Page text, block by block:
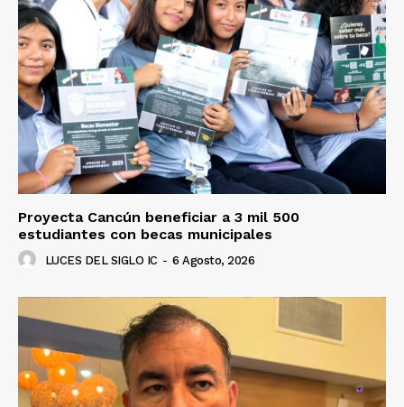
Proyecta Cancún beneficiar a 3 mil 500
estudiantes con becas municipales
LUCES DEL SIGLO IC - 6 Agosto, 2026